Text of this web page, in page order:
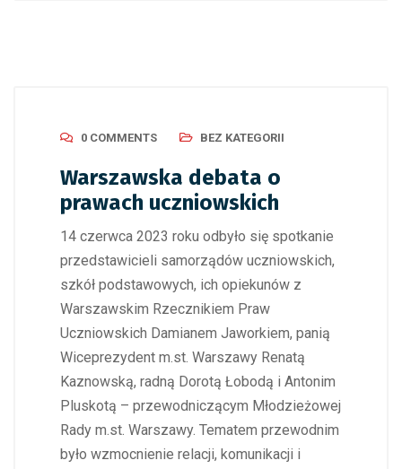
0 COMMENTS BEZ KATEGORII
Warszawska debata o
prawach uczniowskich
14 czerwca 2023 roku odbyło się spotkanie
przedstawicieli samorządów uczniowskich,
szkół podstawowych, ich opiekunów z
Warszawskim Rzecznikiem Praw
Uczniowskich Damianem Jaworkiem, panią
Wiceprezydent m.st. Warszawy Renatą
Kaznowską, radną Dorotą Łobodą i Antonim
Pluskotą – przewodniczącym Młodzieżowej
Rady m.st. Warszawy. Tematem przewodnim
było wzmocnienie relacji, komunikacji i